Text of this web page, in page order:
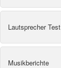
Lautsprecher Test
Musikberichte